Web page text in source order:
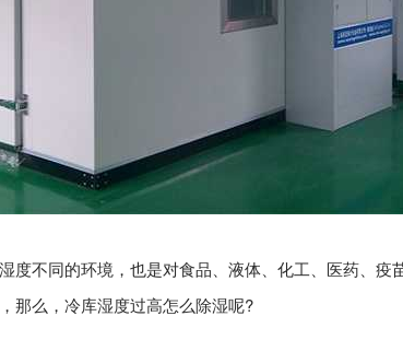
度不同的环境，也是对食品、液体、化工、医药、疫
那么，冷库湿度过高怎么除湿呢?